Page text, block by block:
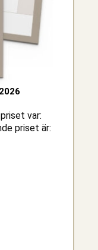
var:
priset är: